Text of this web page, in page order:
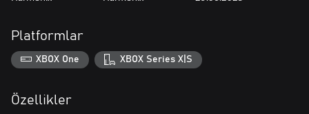
Platformlar
XBOX One XBOX Series X|S
Özellikler